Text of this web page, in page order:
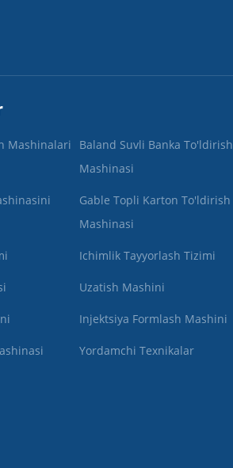
Mashinalari
Baland Suvli Banka To'ldirish
Mashinasi
Gable Topli Karton To'ldirish
Mashinasi
Ichimlik Tayyorlash Tizimi
Uzatish Mashini
Injektsiya Formlash Mashini
Yordamchi Texnikalar